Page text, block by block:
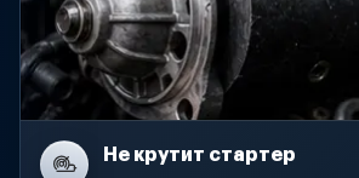
Не крутит стартер